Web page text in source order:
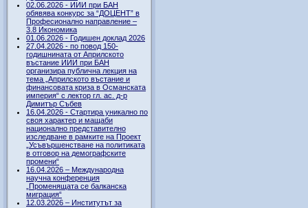
02.06.2026 - ИИИ при БАН
обявява конкурс за “ДОЦЕНТ” в
Професионално направление –
3.8 Икономика
01.06.2026 - Годишен доклад 2026
27.04.2026 - по повод 150-
годишнината от Априлското
въстание ИИИ при БАН
организира публична лекция на
тема „Априлското въстание и
финансовата криза в Османската
империя“ с лектор гл. ас. д-р
Димитър Събев
16.04.2026 - Стартира уникално по
своя характер и мащаби
национално представително
изследване в рамките на Проект
„Усъвършенстване на политиката
в отговор на демографските
промени“
16.04.2026 – Международна
научна конференция
„Променящата се балканска
миграция“
12.03.2026 – Институтът за